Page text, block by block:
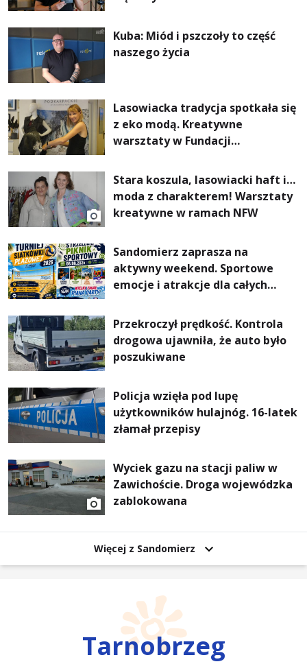
Kuba: Miód i pszczoły to część
naszego życia
Lasowiacka tradycja spotkała się
z eko modą. Kreatywne
warsztaty w Fundacji
Stara koszula, lasowiacki haft i…
moda z charakterem! Warsztaty
kreatywne w ramach NFW
Sandomierz zaprasza na
aktywny weekend. Sportowe
emocje i atrakcje dla całych
Przekroczył prędkość. Kontrola
drogowa ujawniła, że auto było
poszukiwane
Policja wzięła pod lupę
użytkowników hulajnóg. 16-latek
złamał przepisy
Wyciek gazu na stacji paliw w
Zawichoście. Droga wojewódzka
zablokowana
Więcej z Sandomierz
Tarnobrzeg